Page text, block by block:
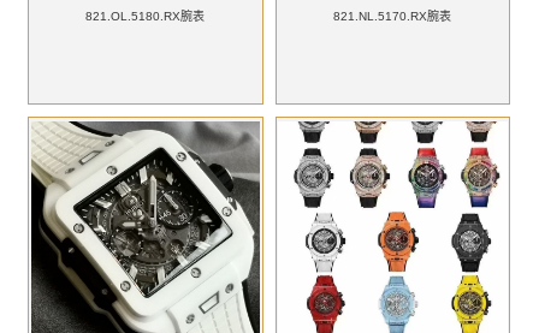
821.OL.5180.RX腕表
821.NL.5170.RX腕表